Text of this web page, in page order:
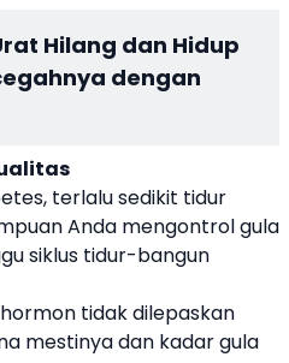
Hilang dan Hidup
dengan
terlalu sedikit tidur
Anda mengontrol gula
siklus tidur-bangun
tidak dilepaskan
mestinya dan kadar gula